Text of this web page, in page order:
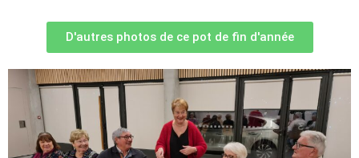
D'autres photos de ce pot de fin d'année